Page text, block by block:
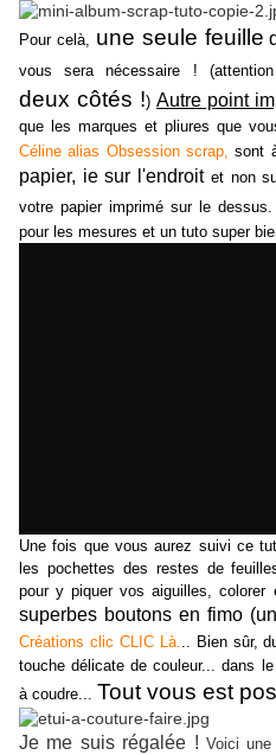
Pour celà, une seule feuille
vous sera nécessaire ! (attention
deux côtés !) Autre point
que les marques et pliures que
Céline alias Obsession scrap, sont
papier, ie sur l'endroitet non
votre papier imprimé sur le dessus.
pour les mesures et un tuto super
Une fois que vous aurez suivi ce
les pochettes des restes de
pour y piquer vos aiguilles, colorer
superbes boutons en fimo
Créations clic CLIC Là... Bien sûr,
touche délicate de couleur... dans
à coudre... Tout vous est
Je me suis régalée ! Voici